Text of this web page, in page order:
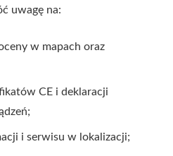
uwagę na:
w mapach oraz
CE i deklaracji
i serwisu w lokalizacji;